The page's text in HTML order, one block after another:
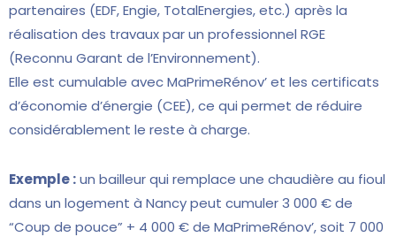
partenaires (EDF, Engie, TotalEnergies, etc.) après la
réalisation des travaux par un professionnel RGE
(Reconnu Garant de l’Environnement).
Elle est cumulable avec MaPrimeRénov’ et les certificats
d’économie d’énergie (CEE), ce qui permet de réduire
considérablement le reste à charge.
Exemple :un bailleur qui remplace une chaudière au fioul
dans un logement à Nancy peut cumuler 3 000 € de
“Coup de pouce” + 4 000 € de MaPrimeRénov’, soit 7 000